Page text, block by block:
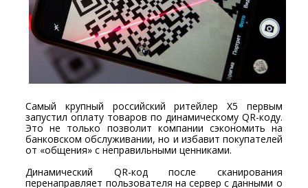
Самый крупный российский ритейлер X5 первым
запустил оплату товаров по динамическому QR-коду.
Это не только позволит компании сэкономить на
банковском обслуживании, но и избавит покупателей
от «общения» с неправильными ценниками.
Динамический QR-код после сканирования
перенаправляет пользователя на сервер с данными о